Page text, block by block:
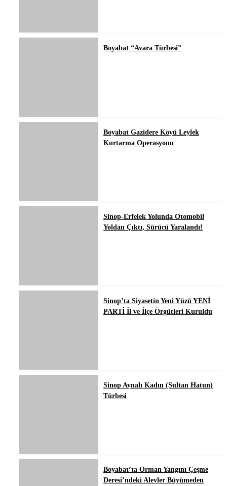
Boyabat “Avara Türbesi”
Boyabat Gazidere Köyü Leylek
Kurtarma Operasyonu
Sinop-Erfelek Yolunda Otomobil
Yoldan Çıktı, Sürücü Yaralandı!
Sinop’ta Siyasetin Yeni Yüzü YENİ
PARTİ İl ve İlçe Örgütleri Kuruldu
Sinop Aynalı Kadın (Sultan Hatun)
Türbesi
Boyabat’ta Orman Yangını Çeşme
Deresi’ndeki Alevler Büyümeden